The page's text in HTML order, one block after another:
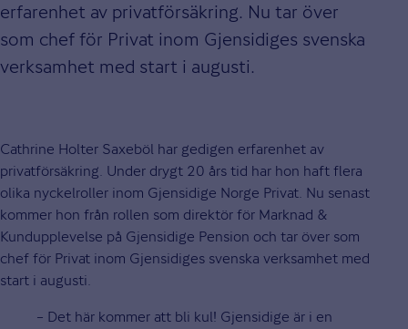
erfarenhet av privatförsäkring. Nu tar över
som chef för Privat inom Gjensidiges svenska
verksamhet med start i augusti.
Cathrine Holter Saxeböl har gedigen erfarenhet av
privatförsäkring. Under drygt 20 års tid har hon haft flera
olika nyckelroller inom Gjensidige Norge Privat. Nu senast
kommer hon från rollen som direktör för Marknad &
Kundupplevelse på Gjensidige Pension och tar över som
chef för Privat inom Gjensidiges svenska verksamhet med
start i augusti.
– Det här kommer att bli kul! Gjensidige är i en